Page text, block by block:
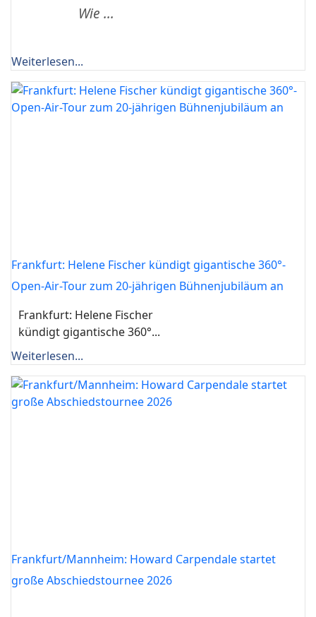
Wie ...
Weiterlesen...
Frankfurt: Helene Fischer kündigt gigantische 360°-
Open-Air-Tour zum 20-jährigen Bühnenjubiläum an
Frankfurt: Helene Fischer
kündigt gigantische 360°...
Weiterlesen...
Frankfurt/Mannheim: Howard Carpendale startet
große Abschiedstournee 2026